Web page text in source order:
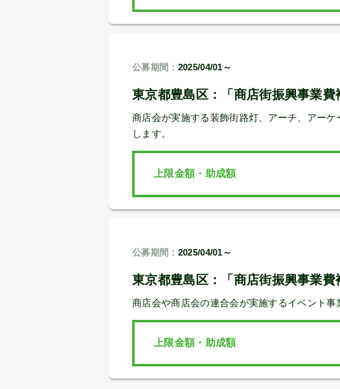
公募期間： 2025/04/01～
東京都豊島区：「商店街振興事業費
商店会が実施する装飾街路灯、アーチ、アー
します。
上限金額・助成額
公募期間： 2025/04/01～
東京都豊島区：「商店街振興事業費
商店会や商店会の連合会が実施するイベント事
上限金額・助成額